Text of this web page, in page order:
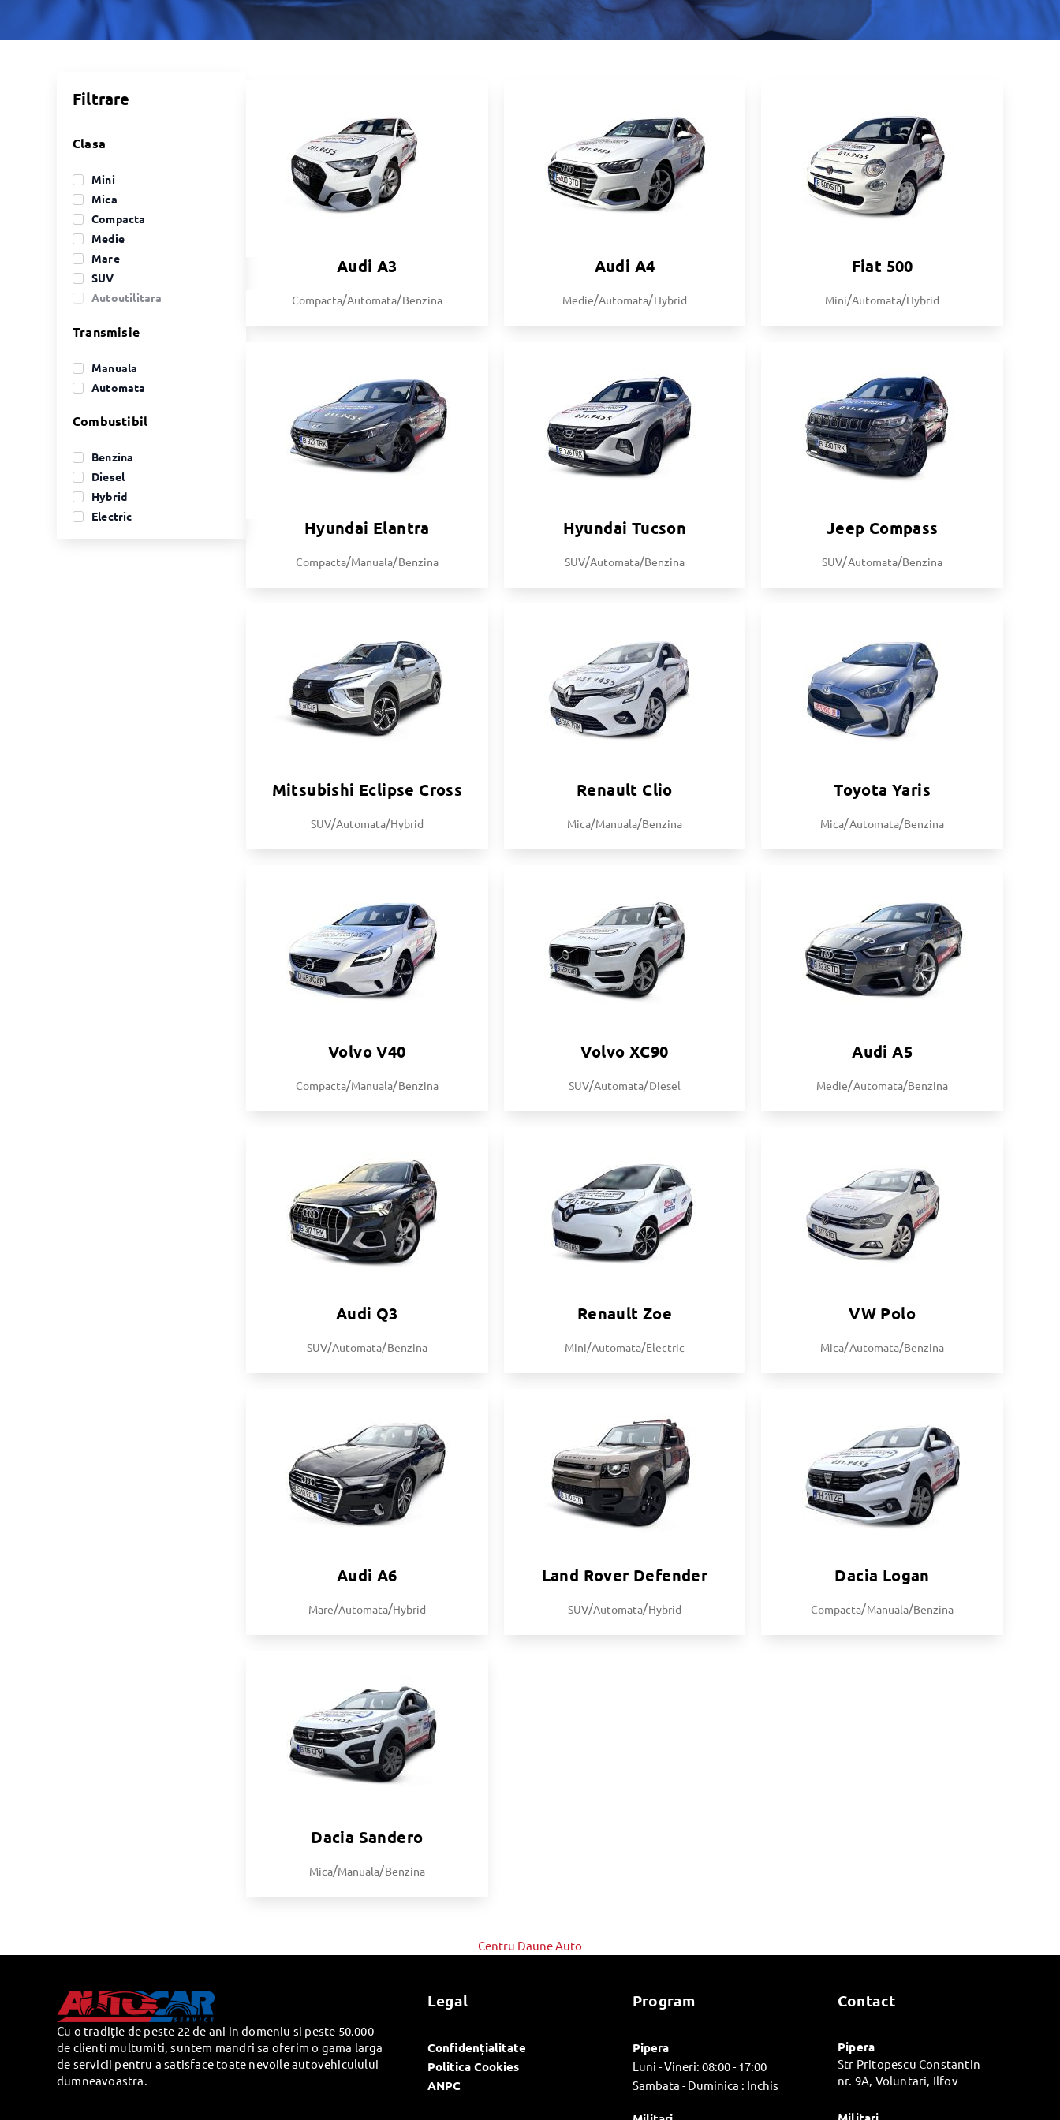
Filtrare
Clasa
Mini
Mica
Compacta
Medie
Mare
SUV
Autoutilitara
Transmisie
Manuala
Automata
Combustibil
Benzina
Diesel
Hybrid
Electric
Audi A3
Compacta/Automata/Benzina
Audi A4
Medie/Automata/Hybrid
Fiat 500
Mini/Automata/Hybrid
Hyundai Elantra
Compacta/Manuala/Benzina
Hyundai Tucson
SUV/Automata/Benzina
Jeep Compass
SUV/Automata/Benzina
Mitsubishi Eclipse Cross
SUV/Automata/Hybrid
Renault Clio
Mica/Manuala/Benzina
Toyota Yaris
Mica/Automata/Benzina
Volvo V40
Compacta/Manuala/Benzina
Volvo XC90
SUV/Automata/Diesel
Audi A5
Medie/Automata/Benzina
Audi Q3
SUV/Automata/Benzina
Renault Zoe
Mini/Automata/Electric
VW Polo
Mica/Automata/Benzina
Audi A6
Mare/Automata/Hybrid
Land Rover Defender
SUV/Automata/Hybrid
Dacia Logan
Compacta/Manuala/Benzina
Dacia Sandero
Mica/Manuala/Benzina
Centru Daune Auto
Cu o tradiție de peste 22 de ani in domeniu si peste 50.000
de clienti multumiti, suntem mandri sa oferim o gama larga
de servicii pentru a satisface toate nevoile autovehiculului
dumneavoastra.
Legal
Confidențialitate
Politica Cookies
ANPC
Program
Pipera
Luni - Vineri: 08:00 - 17:00
Sambata - Duminica : Inchis
Contact
Pipera
Str Pritopescu Constantin
nr. 9A, Voluntari, Ilfov